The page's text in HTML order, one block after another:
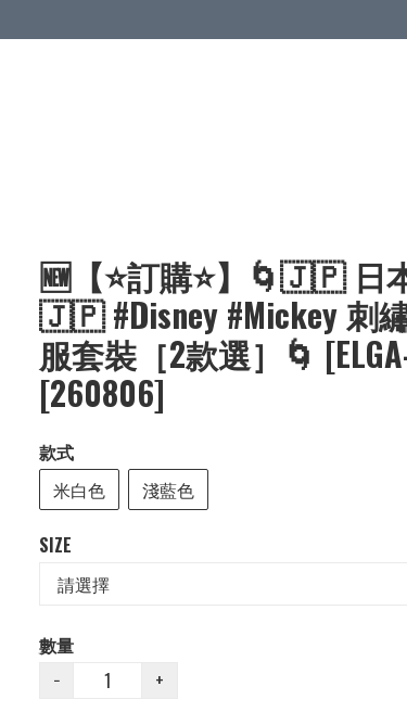
🆕【⭐訂購⭐】🌀🇯🇵 日
🇯🇵 #Disney #Mickey 刺
服套裝［2款選］🌀
[260806]
款式
米白色
淺藍色
SIZE
數量
−
+